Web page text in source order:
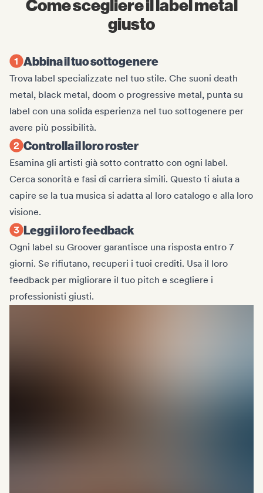
Come scegliere il label metal
giusto
Abbina il tuo sottogenere
Trova label specializzate nel tuo stile. Che suoni death
metal, black metal, doom o progressive metal, punta su
label con una solida esperienza nel tuo sottogenere per
avere più possibilità.
Controlla il loro roster
Esamina gli artisti già sotto contratto con ogni label.
Cerca sonorità e fasi di carriera simili. Questo ti aiuta a
capire se la tua musica si adatta al loro catalogo e alla loro
visione.
Leggi i loro feedback
Ogni label su Groover garantisce una risposta entro 7
giorni. Se rifiutano, recuperi i tuoi crediti. Usa il loro
feedback per migliorare il tuo pitch e scegliere i
professionisti giusti.